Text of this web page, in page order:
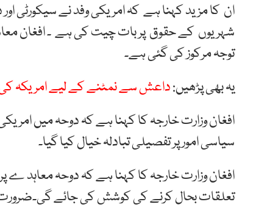
ان کا مزید کہنا ہے کہ امریکی وفد نے سیکورٹی
شہریوں کے حقوق پر بات چیت کی ہے ۔ افغان
توجہ مرکوز کی گئی ہے۔
یہ بھی پڑھیں:داعش سے نمٹنے کے لیے امریکہ کی
سیاسی امور پر تفصیلی تبادلہ خیال کیا گیا۔
افغان وزارت خارجہ کا کہنا ہے کہ دوحہ معاہد ے
تعلقات بحال کرنے کی کوشش کی جائے گی۔ضرورت